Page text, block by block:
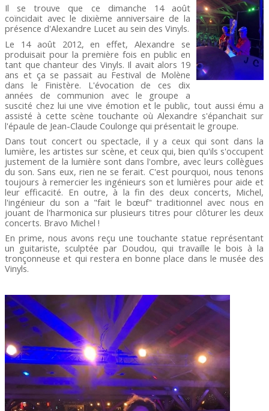
Il se trouve que ce dimanche 14 août
coïncidait avec le dixième anniversaire de la
présence d'Alexandre Lucet au sein des Vinyls.
Le 14 août 2012, en effet, Alexandre se
produisait pour la première fois en public en
tant que chanteur des Vinyls. Il avait alors 19
ans et ça se passait au Festival de Molène
dans le Finistère. L'évocation de ces dix
années de communion avec le groupe a
suscité chez lui une vive émotion et le public, tout aussi ému a
assisté à cette scène touchante où Alexandre s'épanchait sur
l'épaule de Jean-Claude Coulonge qui présentait le groupe.
Dans tout concert ou spectacle, il y a ceux qui sont dans la
lumière, les artistes sur scène, et ceux qui, bien qu'ils s'occupent
justement de la lumière sont dans l'ombre, avec leurs collègues
du son. Sans eux, rien ne se ferait. C'est pourquoi, nous tenons
toujours à remercier les ingénieurs son et lumières pour aide et
leur efficacité. En outre, à la fin des deux concerts, Michel,
l'ingénieur du son a "fait le bœuf" traditionnel avec nous en
jouant de l'harmonica sur plusieurs titres pour clôturer les deux
concerts. Bravo Michel !
En prime, nous avons reçu une touchante statue représentant
un guitariste, sculptée par Doudou, qui travaille le bois à la
tronçonneuse et qui restera en bonne place dans le musée des
Vinyls.